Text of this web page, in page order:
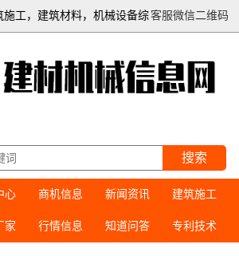
客服微信二维码
工，建筑材料，机械设备综
搜索
心 商机信息 新闻资讯 建筑施工
家 行情信息 知道问答 专利技术